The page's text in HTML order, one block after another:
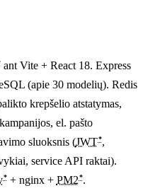
ant Vite + React 18. Express
(apie 30 modelių). Redis
krepšelio atstatymas,
el. pašto
sluoksnis (JWT*,
service API raktai).
*+ nginx + PM2*.